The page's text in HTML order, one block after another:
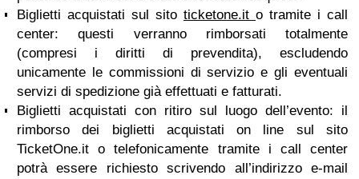
Biglietti acquistati sul sito ticketone.it o tramite i call
center: questi verranno rimborsati totalmente
(compresi i diritti di prevendita), escludendo
unicamente le commissioni di servizio e gli eventuali
servizi di spedizione già effettuati e fatturati.
Biglietti acquistati con ritiro sul luogo dell’evento: il
rimborso dei biglietti acquistati on line sul sito
TicketOne.it o telefonicamente tramite i call center
potrà essere richiesto scrivendo all’indirizzo e-mail